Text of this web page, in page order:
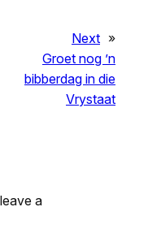
Next »
Groet nog ’n
bibberdag in die
Vrystaat
a